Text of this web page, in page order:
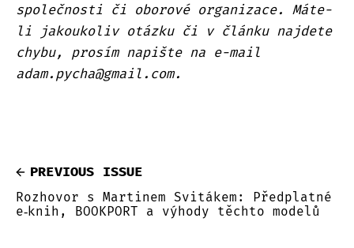
společnosti či oborové organizace. Máte-
li jakoukoliv otázku či v článku najdete
chybu, prosím napište na e-mail
adam.pycha@gmail.com.
PREVIOUS ISSUE
Rozhovor s Martinem Svitákem: Předplatné
e‑knih, BOOKPORT a výhody těchto modelů